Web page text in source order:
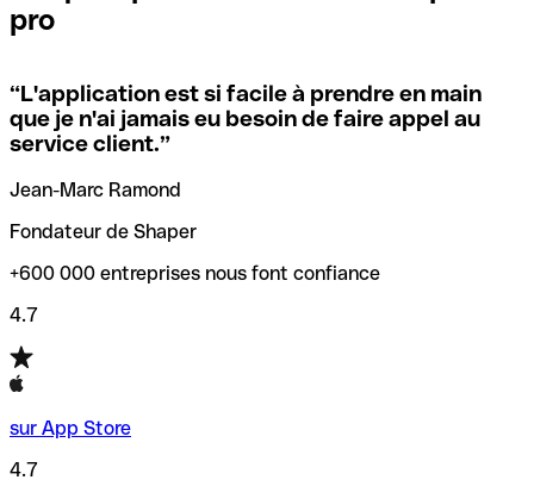
locales.
Si vous n'êtes pas sûr du code SWIFT que vous devriez
utiliser, nous avons développé un outil de recherche de
codes SWIFT par nom de banque.
vérification/recherche de codes SWIFT. Ainsi, vous pouvez
trouver et vérifier vos codes SWIFT avant de réaliser vos
transferts d’argent.
pro
“L'application est si facile à prendre en main
que je n'ai jamais eu besoin de faire appel au
service client.”
Jean-Marc Ramond
Fondateur de Shaper
+600 000 entreprises nous font confiance
4.7
sur App Store
4.7